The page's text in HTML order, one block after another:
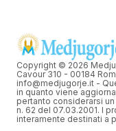
Copyright © 2026
Cavour 310 - 00184
info@medjugorje.it -
in quanto viene
pertanto considerarsi
n. 62 del 07.03.2001. I
interamente destinati a